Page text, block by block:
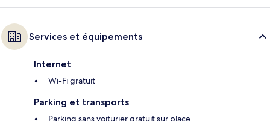
Services et équipements
Internet
Wi-Fi gratuit
Parking et transports
Parking sans voiturier gratuit sur place